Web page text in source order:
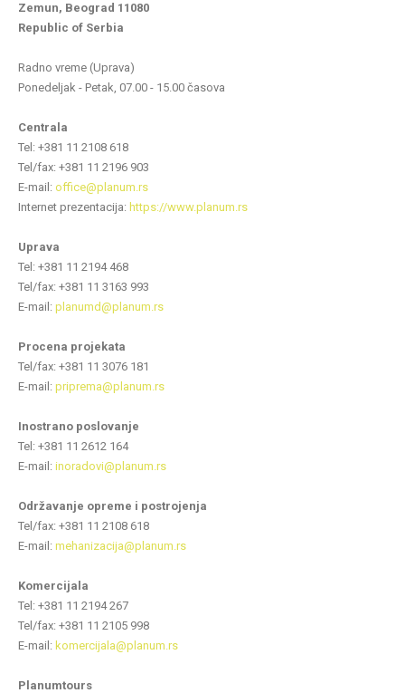
Zemun, Beograd 11080
Republic of Serbia
Radno vreme (Uprava)
Ponedeljak - Petak, 07.00 - 15.00 časova
Centrala
Теl: +381 11 2108 618
Теl/fax: +381 11 2196 903
E-mail: office@planum.rs
Internet prezentacija: https://www.planum.rs
Uprava
Теl: +381 11 2194 468
Теl/fax: +381 11 3163 993
E-mail: planumd@planum.rs
Procena projekata
Теl/fax: +381 11 3076 181
E-mail: priprema@planum.rs
Inostrano poslovanje
Теl: +381 11 2612 164
E-mail: inoradovi@planum.rs
Održavanje opreme i postrojenja
Теl/fax: +381 11 2108 618
E-mail: mehanizacija@planum.rs
Komercijala
Теl: +381 11 2194 267
Теl/fax: +381 11 2105 998
E-mail: komercijala@planum.rs
Planumtours